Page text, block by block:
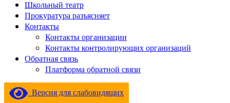
Школьный театр
Прокуратура разъясняет
Контакты
Контакты организации
Контакты контролирующих организаций
Обратная связь
Платформа обратной связи
Версия для слабовидящих